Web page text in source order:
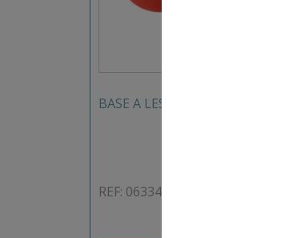
BASE A LESTER SEA FAB FRANCE
REF: 063347SF